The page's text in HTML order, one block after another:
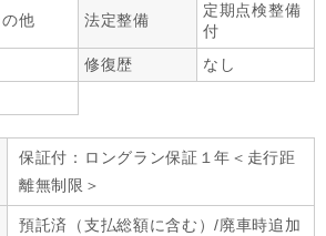
他 法定整備
定期点検整備
付
修復歴
なし
保証付：ロングラン保証１年＜走行距
離無制限＞
預託済（支払総額に含む）/廃車時追加